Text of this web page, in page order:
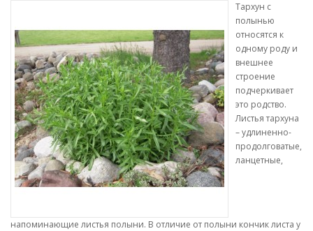
Тархун с
полынью
относятся к
одному роду и
внешнее
строение
подчеркивает
это родство.
Листья тархуна
– удлиненно-
продолговатые,
ланцетные,
напоминающие листья полыни. В отличие от полыни кончик листа у